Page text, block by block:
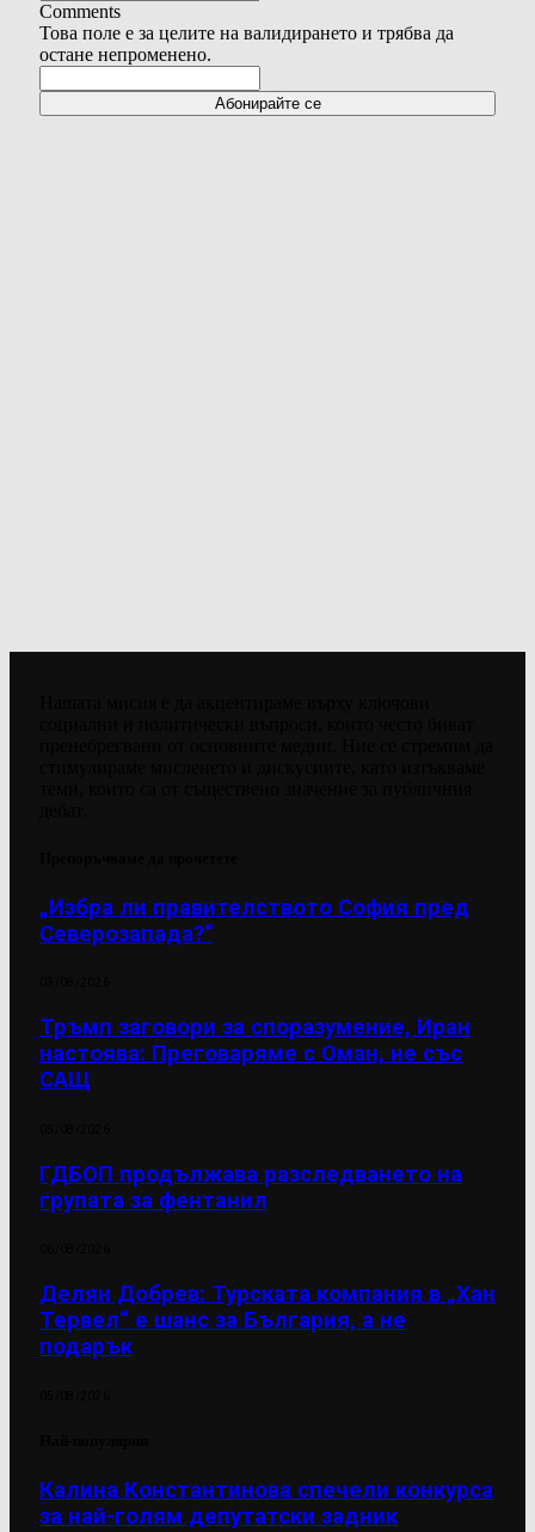
Comments
Това поле е за целите на валидирането и трябва да
остане непроменено.
„Избра ли правителството София пред
Северозапада?“
Тръмп заговори за споразумение, Иран
настоява: Преговаряме с Оман, не със
САЩ
ГДБОП продължава разследването на
групата за фентанил
Делян Добрев: Турската компания в „Хан
Тервел“ е шанс за България, а не
подарък
Калина Константинова спечели конкурса
за най-голям депутатски задник